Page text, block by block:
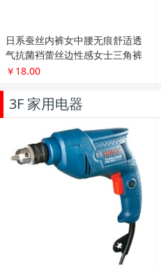
日系蚕丝内裤女中腰无痕舒适透
气抗菌裆蕾丝边性感女士三角裤
￥18.00
3F 家用电器